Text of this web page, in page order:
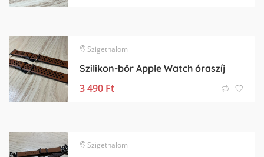
Szigethalom
Szilikon-bőr Apple Watch óraszíj
3 490 Ft
Szigethalom